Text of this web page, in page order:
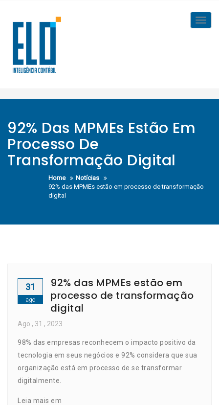
content
92% Das MPMEs Estão Em
Processo De
Transformação Digital
Home
Notícias
92% das MPMEs estão em processo de transformação
digital
31
ago
92% das MPMEs estão em
processo de transformação
digital
Ago , 31 , 2023
98% das empresas reconhecem o impacto positivo da
tecnologia em seus negócios e 92% considera que sua
organização está em processo de se transformar
digitalmente.
Leia mais em